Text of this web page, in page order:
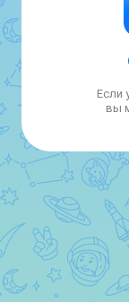
🏆 В
достойно
«Альфа-
Если
вы